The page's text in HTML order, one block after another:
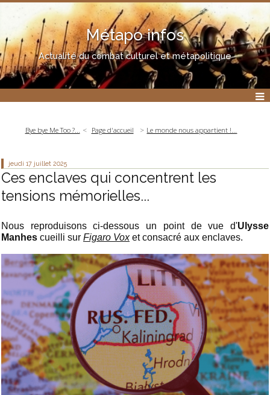
Métapo infos
Actualité du combat culturel et métapolitique
Bye bye Me Too ?... Page d'accueil Le monde nous appartient !...
jeudi 17 juillet 2025
Ces enclaves qui concentrent les
tensions mémorielles...
Nous reproduisons ci-dessous un point de vue d'Ulysse
Manhes cueilli sur Figaro Voxet consacré aux enclaves.